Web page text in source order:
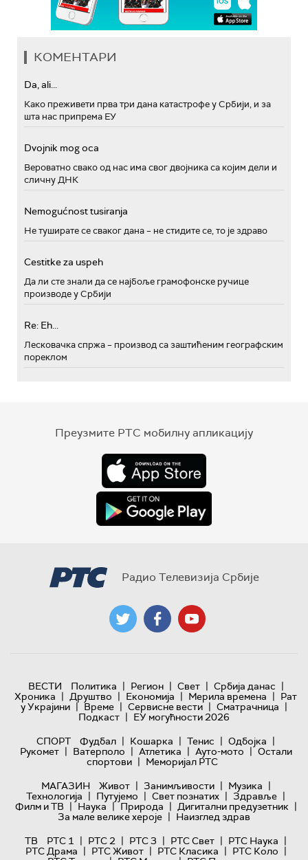
КОМЕНТАРИ
Da, ali...
Како преживети прва три дана катастрофе у Србији, и за
шта нас припрема ЕУ
Dvojnik mog oca
Вероватно свако од нас има свог двојника са којим дели и
сличну ДНК
Nemogućnost tusiranja
Не туширате се сваког дана – не стидите се, то је здраво
Cestitke za uspeh
Да ли сте знали да се најбоље грамофонске ручице
производе у Србији
Re: Eh...
Лесковачка спржа – производ са заштићеним географским
пореклом
Преузмите РТС мобилну апликацију
Радио Телевизија Србије
ВЕСТИ Политика | Регион | Свет | Србија данас |
Хроника | Друштво | Економија | Мерила времена | Рат
у Украјини | Време | Сервисне вести | Сматрачница |
Подкаст | ЕУ могућности 2026
СПОРТ
Фудбал | Кошарка | Тенис | Одбојка |
Рукомет | Ватерполо | Атлетика | Ауто-мото | Остали
спортови | Меморијал РТС
МАГАЗИН
Живот | Занимљивости | Музика |
Технологијa | Путујемо | Свет познатих | Здравље |
Филм и ТВ | Наука | Природа | Дигитални предузетник |
За мале велике хероје | Наизглед здрав
ТВ
РТС 1 | РТС 2 | РТС 3 | РТС Свет | РТС Наука |
РТС Драма | РТС Живот | РТС Класика | РТС Коло |